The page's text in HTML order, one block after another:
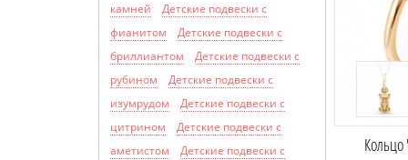
камней
Детские подвески с
фианитом
Детские подвески с
бриллиантом
Детские подвески с
рубином
Детские подвески с
изумрудом
Детские подвески с
цитрином
Детские подвески с
аметистом
Детские подвески с